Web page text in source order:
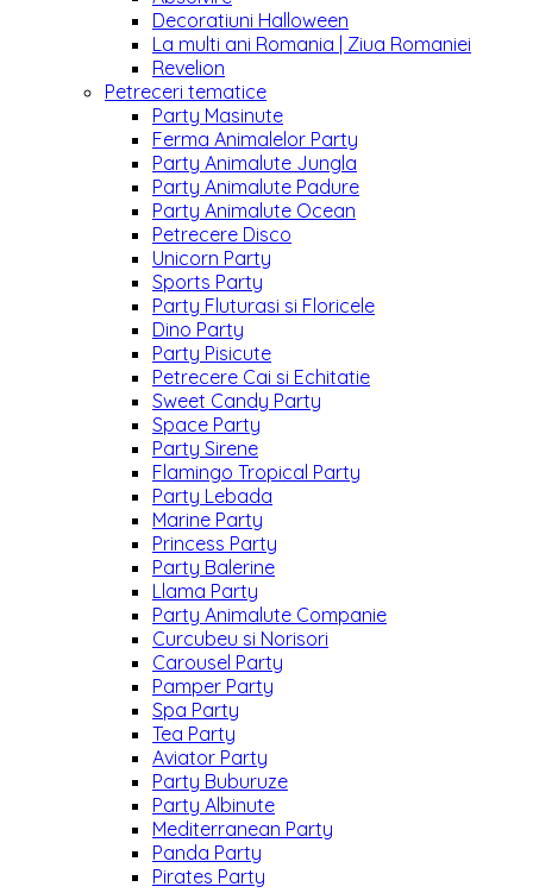
Decoratiuni Halloween
La multi ani Romania | Ziua Romaniei
Revelion
Petreceri tematice
Party Masinute
Ferma Animalelor Party
Party Animalute Jungla
Party Animalute Padure
Party Animalute Ocean
Petrecere Disco
Unicorn Party
Sports Party
Party Fluturasi si Floricele
Dino Party
Party Pisicute
Petrecere Cai si Echitatie
Sweet Candy Party
Space Party
Party Sirene
Flamingo Tropical Party
Party Lebada
Marine Party
Princess Party
Party Balerine
Llama Party
Party Animalute Companie
Curcubeu si Norisori
Carousel Party
Pamper Party
Spa Party
Tea Party
Aviator Party
Party Buburuze
Party Albinute
Mediterranean Party
Panda Party
Pirates Party